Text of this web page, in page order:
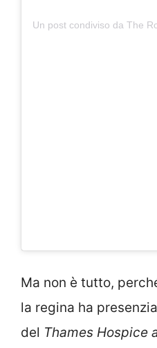
Ma non è tutto,
la regina ha
del Thames Hospice